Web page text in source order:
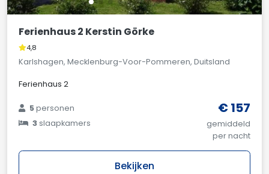
Ferienhaus 2 Kerstin Görke
4,8
Karlshagen, Mecklenburg-Voor-Pommeren, Duitsland
Ferienhaus 2
5personen
3slaapkamers
€ 157
gemiddeld
per nacht
Bekijken